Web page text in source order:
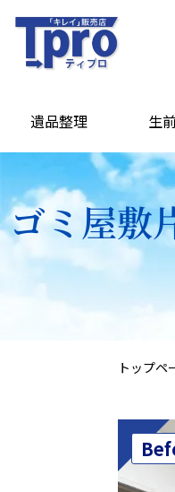
遺品整理 生
ゴミ屋敷
トップペ